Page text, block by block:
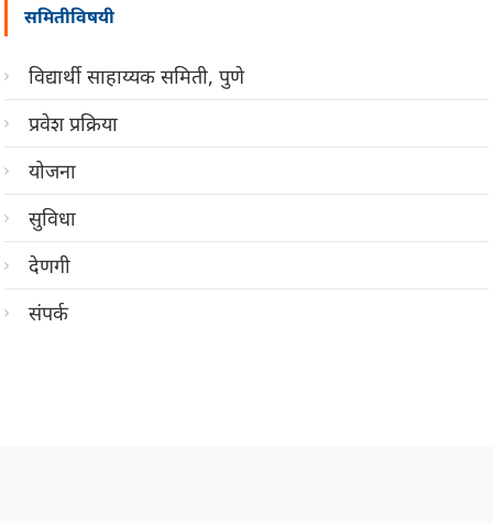
समितीविषयी
विद्यार्थी साहाय्यक समिती, पुणे
प्रवेश प्रक्रिया
योजना
सुविधा
देणगी
संपर्क